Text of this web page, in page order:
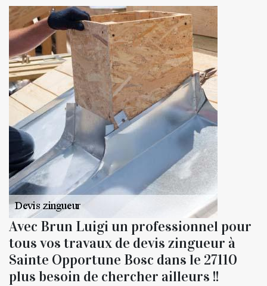
Avec Brun Luigi un professionnel pour
tous vos travaux de devis zingueur à
Sainte Opportune Bosc dans le 27110
plus besoin de chercher ailleurs !!